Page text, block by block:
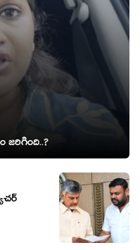
జ‌రిగింది..?